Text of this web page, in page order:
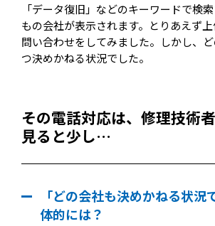
「データ復旧」などのキーワードで検
もの会社が表示されます。とりあえず
問い合わせをしてみました。しかし、
つ決めかねる状況でした。
その電話対応は、修理技術
見ると少し…
「どの会社も決めかねる状況
体的には？